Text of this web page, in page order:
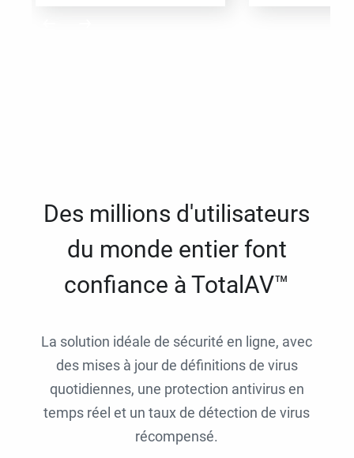
Des millions d'utilisateurs
du monde entier font
confiance à TotalAV™
La solution idéale de sécurité en ligne, avec
des mises à jour de définitions de virus
quotidiennes, une protection antivirus en
temps réel et un taux de détection de virus
récompensé.